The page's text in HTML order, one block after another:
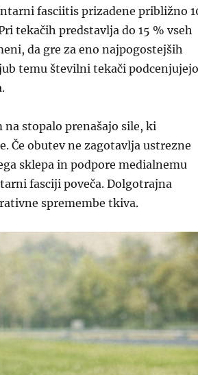
fasciitis prizadene približno
tekačih predstavlja do 15 % vseh
da gre za eno najpogostejših
temu številni tekači podcenjujejo
stopalo prenašajo sile, ki
Če obutev ne zagotavlja ustrezne
sklepa in podpore medialnemu
fasciji poveča. Dolgotrajna
spremembe tkiva.